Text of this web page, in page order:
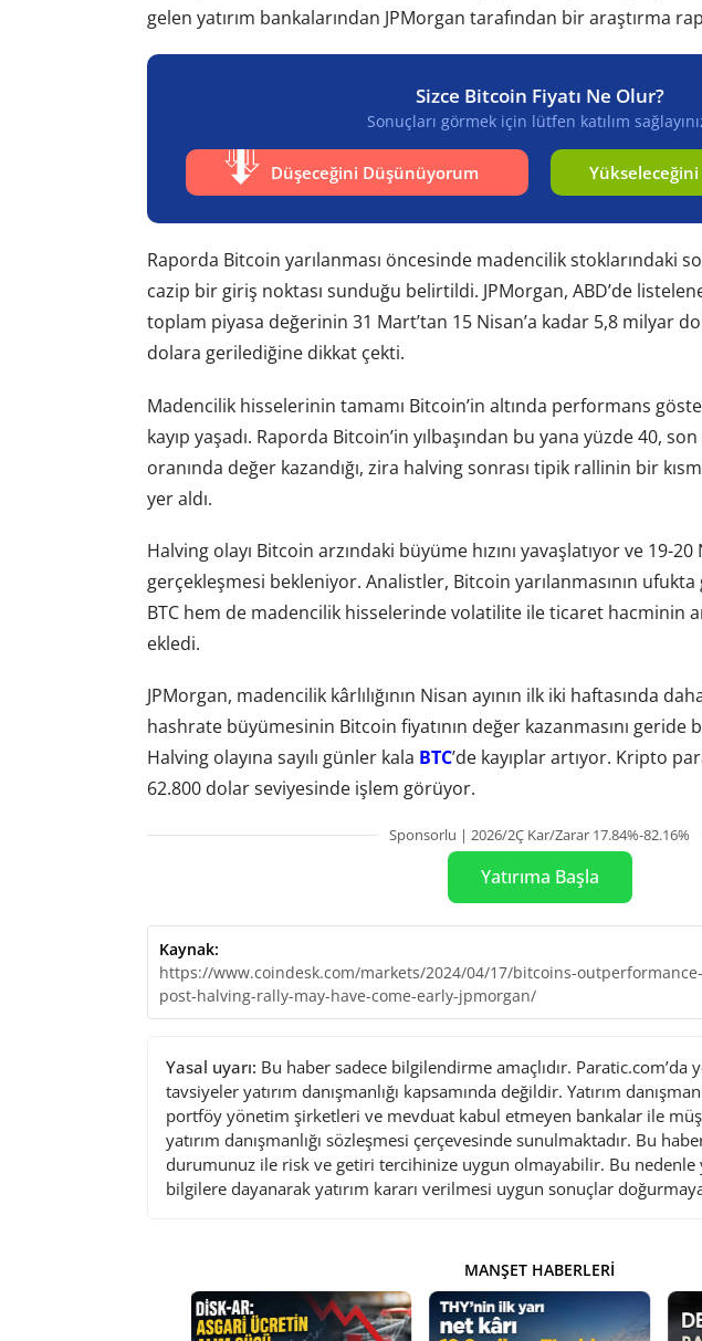
gelen yatırım bankalarından JPMorgan tarafından bir araştırma
Sizce Bitcoin Fiyatı Ne Olur?
Sonuçları görmek için lütfen katılım
Düşeceğini Düşünüyorum
Raporda Bitcoin yarılanması öncesinde madencilik stoklarındaki son
cazip bir giriş noktası sunduğu belirtildi. JPMorgan, ABD’de
toplam piyasa değerinin 31 Mart’tan 15 Nisan’a kadar 5,8 milyar
dolara gerilediğine dikkat çekti.
Madencilik hisselerinin tamamı Bitcoin’in altında performans
kayıp yaşadı. Raporda Bitcoin’in yılbaşından bu yana yüzde 40,
oranında değer kazandığı, zira halving sonrası tipik rallinin bir
yer aldı.
Halving olayı Bitcoin arzındaki büyüme hızını yavaşlatıyor ve 19-20
gerçekleşmesi bekleniyor. Analistler, Bitcoin yarılanmasının
BTC hem de madencilik hisselerinde volatilite ile ticaret hacminin
ekledi.
JPMorgan, madencilik kârlılığının Nisan ayının ilk iki haftasında
hashrate büyümesinin Bitcoin fiyatının değer kazanmasını geride
Halving olayına sayılı günler kala BTC’de kayıplar artıyor. Kripto
62.800 dolar seviyesinde işlem görüyor.
Sponsorlu | 2026/2Ç Kar/Zarar 17.84%-82.16%
Yatırıma Başla
Kaynak:
https://www.coindesk.com/markets/2024/04/17/bitcoins-
post-halving-rally-may-have-come-early-jpmorgan/
Yasal uyarı: Bu haber sadece bilgilendirme amaçlıdır.
tavsiyeler yatırım danışmanlığı kapsamında değildir. Yatırım
portföy yönetim şirketleri ve mevduat kabul etmeyen bankalar ile
yatırım danışmanlığı sözleşmesi çerçevesinde sunulmaktadır. Bu
durumunuz ile risk ve getiri tercihinize uygun olmayabilir. Bu nedenle
bilgilere dayanarak yatırım kararı verilmesi uygun sonuçlar
MANŞET HABERLERI